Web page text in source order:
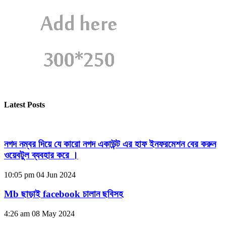
Latest Posts
নগদ নম্বর দিয়ে যে কারো নগদ একাউন্ট এর হাফ ইনফরমেশন বের করুন
ওয়েবটুল ব্যবহার করে ।
10:05 pm 04 Jun 2024
Mb ছাড়াই facebook চালান ছবিসহ
4:26 am 08 May 2024